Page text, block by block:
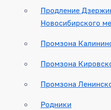
Продление
Новосибирского
Промзона
Промзона
Промзона
Родники